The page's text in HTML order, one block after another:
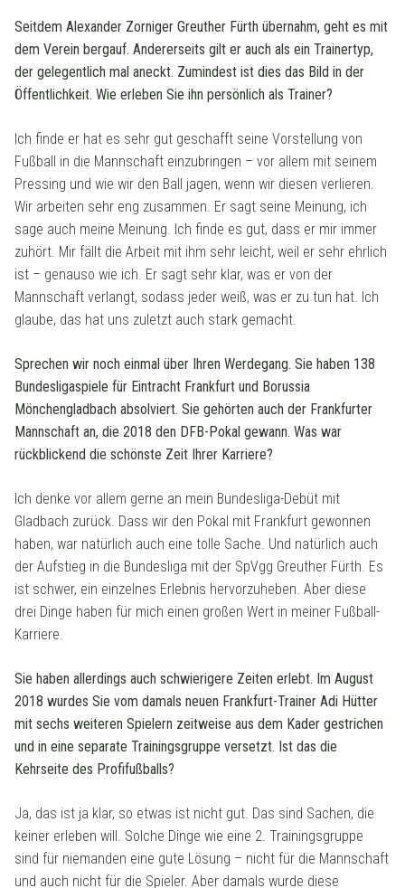
Seitdem Alexander Zorniger Greuther Fürth übernahm, geht es mit
dem Verein bergauf. Andererseits gilt er auch als ein Trainertyp,
der gelegentlich mal aneckt. Zumindest ist dies das Bild in der
Öffentlichkeit. Wie erleben Sie ihn persönlich als Trainer?
Ich finde er hat es sehr gut geschafft seine Vorstellung von
Fußball in die Mannschaft einzubringen – vor allem mit seinem
Pressing und wie wir den Ball jagen, wenn wir diesen verlieren.
Wir arbeiten sehr eng zusammen. Er sagt seine Meinung, ich
sage auch meine Meinung. Ich finde es gut, dass er mir immer
zuhört. Mir fällt die Arbeit mit ihm sehr leicht, weil er sehr ehrlich
ist – genauso wie ich. Er sagt sehr klar, was er von der
Mannschaft verlangt, sodass jeder weiß, was er zu tun hat. Ich
glaube, das hat uns zuletzt auch stark gemacht.
Sprechen wir noch einmal über Ihren Werdegang. Sie haben 138
Bundesligaspiele für Eintracht Frankfurt und Borussia
Mönchengladbach absolviert. Sie gehörten auch der Frankfurter
Mannschaft an, die 2018 den DFB-Pokal gewann. Was war
rückblickend die schönste Zeit Ihrer Karriere?
Ich denke vor allem gerne an mein Bundesliga-Debüt mit
Gladbach zurück. Dass wir den Pokal mit Frankfurt gewonnen
haben, war natürlich auch eine tolle Sache. Und natürlich auch
der Aufstieg in die Bundesliga mit der SpVgg Greuther Fürth. Es
ist schwer, ein einzelnes Erlebnis hervorzuheben. Aber diese
drei Dinge haben für mich einen großen Wert in meiner Fußball-
Karriere.
Sie haben allerdings auch schwierigere Zeiten erlebt. Im August
2018 wurdes Sie vom damals neuen Frankfurt-Trainer Adi Hütter
mit sechs weiteren Spielern zeitweise aus dem Kader gestrichen
und in eine separate Trainingsgruppe versetzt. Ist das die
Kehrseite des Profifußballs?
Ja, das ist ja klar, so etwas ist nicht gut. Das sind Sachen, die
keiner erleben will. Solche Dinge wie eine 2. Trainingsgruppe
sind für niemanden eine gute Lösung – nicht für die Mannschaft
und auch nicht für die Spieler. Aber damals wurde diese